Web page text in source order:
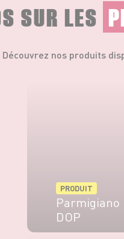
SUR LES
Découvrez nos produits
PRODUIT
Parmigiano
DOP